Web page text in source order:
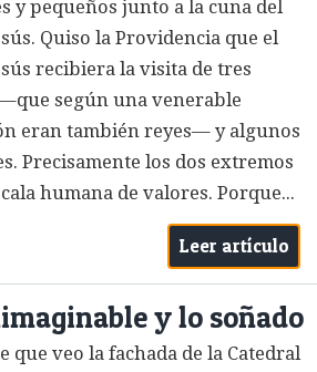
y pequeños junto a la cuna del
Quiso la Providencia que el
recibiera la visita de tres
según una venerable
eran también reyes— y algunos
Precisamente los dos extremos
humana de valores. Porque...
Leer artículo
y lo soñado
que veo la fachada de la Catedral